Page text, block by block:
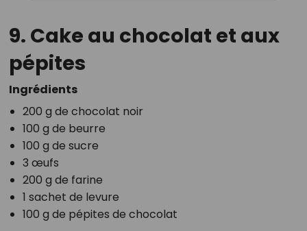
9. Cake au chocolat et aux
pépites
Ingrédients
200 g de chocolat noir
100 g de beurre
100 g de sucre
3 œufs
200 g de farine
1 sachet de levure
100 g de pépites de chocolat